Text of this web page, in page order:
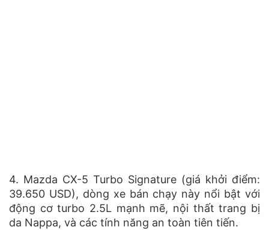
4. Mazda CX-5 Turbo Signature (giá khởi điểm:
39.650 USD), dòng xe bán chạy này nổi bật với
động cơ turbo 2.5L mạnh mẽ, nội thất trang bị
da Nappa, và các tính năng an toàn tiên tiến​.